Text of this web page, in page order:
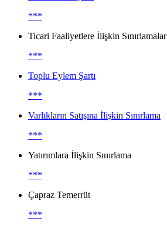
***
Ticari Faaliyetlere İlişkin Sınırlamalar
***
Toplu Eylem Şartı
***
Varlıkların Satışına İlişkin Sınırlama
***
Yatırımlara İlişkin Sınırlama
***
Çapraz Temerrüt
***